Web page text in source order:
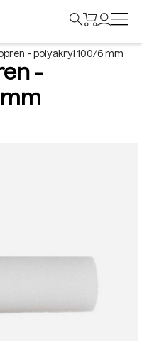
- polyakryl 100/6 mm
-